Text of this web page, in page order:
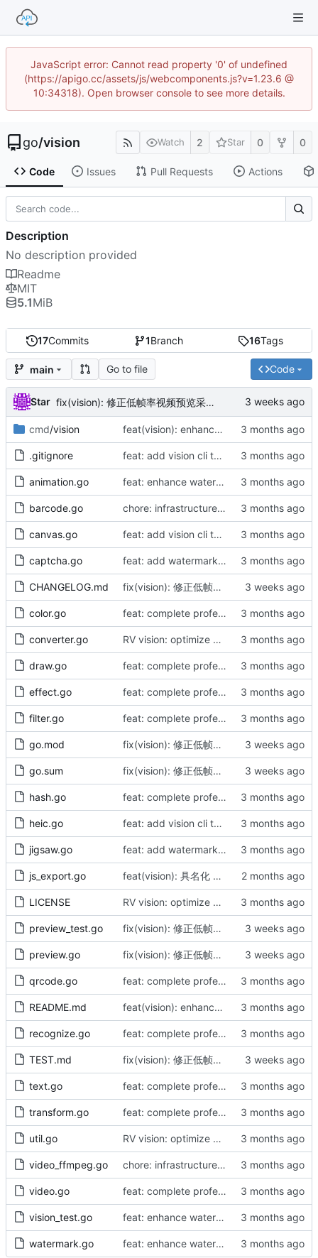
JavaScript error: Cannot read property '0' of undefined
(https://apigo.cc/assets/js/webcomponents.js?v=1.23.6 @
10:34318). Open browser console to see more details.
go/vision Watch 2 Star 0 0
Code Issues Pull Requests Actions
17Commits 1Branch 16Tags
main Go to file Code
Star fix(vision): 修正低帧率视频预览采样（by AI）
cmd/vision feat(vision): enhance GenerateVideoPreview with format detection and frame interval
.gitignore feat: add vision cli tool and enhance preview/HEIC support (v1.0.9)
animation.go feat: enhance watermarking with rotation, tiling, and GIF support (by AI)
barcode.go chore: infrastructure alignment and doc sync (by checkall)
canvas.go feat: add vision cli tool and enhance preview/HEIC support (v1.0.9)
captcha.go feat: add watermarking, slider jigsaw, and gif captcha (by AI)
CHANGELOG.md fix(vision): 修正低帧率视频预览采样（by AI）
color.go feat: complete professional vision library with recognition and video support (by AI)
converter.go RV vision: optimize Load, add benchmarks, and enhance robustness (by AI)
draw.go feat: complete professional vision library with recognition and video support (by AI)
effect.go feat: complete professional vision library with recognition and video support (by AI)
filter.go feat: complete professional vision library with recognition and video support (by AI)
go.mod fix(vision): 修正低帧率视频预览采样（by AI）
go.sum fix(vision): 修正低帧率视频预览采样（by AI）
hash.go feat: complete professional vision library with recognition and video support (by AI)
heic.go feat: add vision cli tool and enhance preview/HEIC support (v1.0.9)
jigsaw.go feat: add watermarking, slider jigsaw, and gif captcha (by AI)
js_export.go feat(vision): 具名化 JS 导出并动态包裹错误（by AI）
LICENSE RV vision: optimize Load, add benchmarks, and enhance robustness (by AI)
preview_test.go fix(vision): 修正低帧率视频预览采样（by AI）
preview.go fix(vision): 修正低帧率视频预览采样（by AI）
qrcode.go feat: complete professional vision library with recognition and video support (by AI)
README.md feat(vision): enhance GenerateVideoPreview with format detection and frame interval
recognize.go feat: complete professional vision library with recognition and video support (by AI)
TEST.md fix(vision): 修正低帧率视频预览采样（by AI）
text.go feat: complete professional vision library with recognition and video support (by AI)
transform.go feat: complete professional vision library with recognition and video support (by AI)
util.go RV vision: optimize Load, add benchmarks, and enhance robustness (by AI)
video_ffmpeg.go chore: infrastructure alignment and doc sync (by checkall)
video.go feat: complete professional vision library with recognition and video support (by AI)
vision_test.go feat: enhance watermarking with rotation, tiling, and GIF support (by AI)
watermark.go feat: enhance watermarking with rotation, tiling, and GIF support (by AI)
Description
No description provided
Readme
MIT
5.1MiB